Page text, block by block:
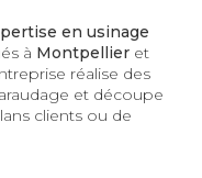
en usinage
à Montpellier et
réalise des
et découpe
clients ou de